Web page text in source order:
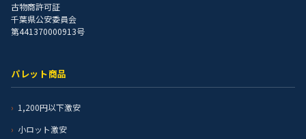
古物商許可証
千葉県公安委員会
第441370000913号
パレット商品
1,200円以下激安
小ロット激安